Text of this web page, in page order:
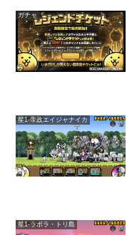
ガチャ
星1-帝政エイジャナイカ
星1-ラボラ・トリ島